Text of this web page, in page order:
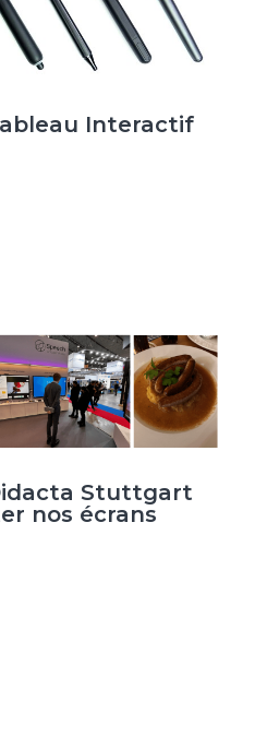
Interactif
Stuttgart
nos écrans